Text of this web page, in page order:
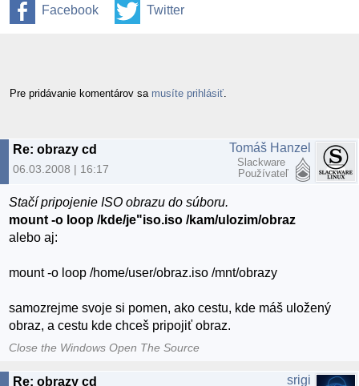
Facebook Twitter
Pre pridávanie komentárov sa musíte prihlásiť
Re: obrazy cd
06.03.2008 | 16:17
Tomáš Hanzel
Slackware
Používateľ
Stačí pripojenie ISO obrazu do súboru.
mount -o loop /kde/je"iso.iso /kam/ulozim/obraz
alebo aj:
mount -o loop /home/user/obraz.iso /mnt/obrazy
samozrejme svoje si pomen, ako cestu, kde máš uložený
obraz, a cestu kde chceš pripojiť obraz.
Close the Windows Open The Source
Re: obrazy cd srigi